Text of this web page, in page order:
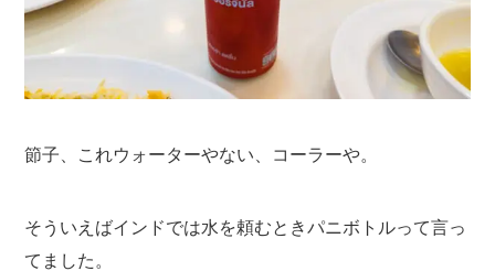
節子、これウォーターやない、コーラーや。
そういえばインドでは水を頼むときパニボトルって言っ
てました。